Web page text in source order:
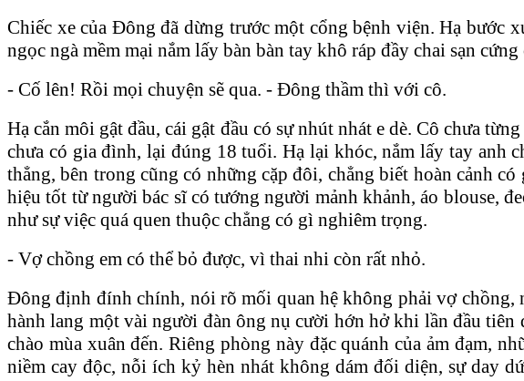
Chiếc xe của Đông đã dừng trước một cổng bệnh viện. Hạ bước
ngọc ngà mềm mại nắm lấy bàn bàn tay khô ráp đầy chai sạn cứng
- Cố lên! Rồi mọi chuyện sẽ qua. - Đông thầm thì với cô.
Hạ cắn môi gật đầu, cái gật đầu có sự nhút nhát e dè. Cô chưa
chưa có gia đình, lại đúng 18 tuổi. Hạ lại khóc, nắm lấy tay anh
thẳng, bên trong cũng có những cặp đôi, chẳng biết hoàn cảnh
hiệu tốt từ người bác sĩ có tướng người mảnh khảnh, áo blouse,
như sự việc quá quen thuộc chẳng có gì nghiêm trọng.
- Vợ chồng em có thể bỏ được, vì thai nhi còn rất nhỏ.
Đông định đính chính, nói rõ mối quan hệ không phải vợ
hành lang một vài người đàn ông nụ cười hớn hở khi lần đầu
chào mùa xuân đến. Riêng phòng này đặc quánh của ảm đạm,
niềm cay độc, nỗi ích kỷ hèn nhát không dám đối diện, sự day